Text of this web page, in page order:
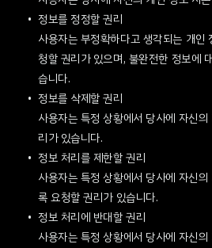
정보를 정정할 권리
사용자는 부정확하다고 생각되는 개인
청할 권리가 있으며, 불완전한 정보에
습니다.
정보를 삭제할 권리
사용자는 특정 상황에서 당사에 자신
리가 있습니다.
정보 처리를 제한할 권리
사용자는 특정 상황에서 당사에 자신
록 요청할 권리가 있습니다.
정보 처리에 반대할 권리
사용자는 특정 상황에서 당사에 자신